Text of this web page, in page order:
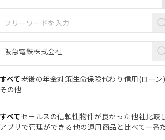
すべて老後の年金対策生命保険代わり 信用(ローン
その他
すべてセールスの信頼性物件が良かった他社比較
アプリで管理ができる 他の運用商品と比べて一番